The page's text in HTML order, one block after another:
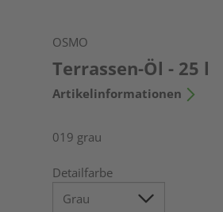
OSMO
Terrassen-Öl - 25 l
Artikelinformationen
019 grau
Detailfarbe